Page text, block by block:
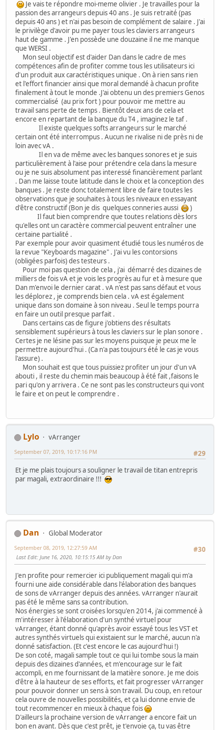
Je vais te répondre moi-meme olivier . Je travailles pour la
passion des arrangeurs depuis 40 ans . Je suis retraité (pas
depuis 40 ans ) et n'ai pas besoin de complément de salaire . J'ai
le privilège d'avoir pu me payer tous les claviers arrangeurs
haut de gamme . J'en possède une douzaine il ne me manque
que WERSI .
Mon seul objectif est d'aider Dan dans le cadre de mes
compétences afin de profiter comme tous les utilisateurs ici
d'un produit aux caractéristiques unique . On à rien sans rien
et l'effort financier ainsi que moral demandé à chacun profite
finalement à tout le monde .J'ai obtenu un des premiers Genos
commercialisé (au prix fort ) pour pouvoir me mettre au
travail sans perte de temps . Bientôt deux ans de cela et
encore en repartant de la banque du T4 , imaginez le taf .
Il existe quelques softs arrangeurs sur le marché
certain ont été interrompus . Aucun ne rivalise ni de près ni de
loin avec vA .
Il en va de même avec les banques sonores et je suis
particulièrement à l'aise pour prétendre cela dans la mesure
ou je ne suis absolument pas interessé financièrement parlant
. Dan me laisse toute latitude dans le choix et la conception des
banques . Je reste donc totalement libre de faire toutes les
observations que je souhaites à tous les niveaux en essayant
d'être constructif (Bon je dis quelques conneries aussi
)
Il faut bien comprendre que toutes relations dès lors
qu'elles ont un caractère commercial peuvent entraîner une
certaine partialité .
Par exemple pour avoir quasiment étudié tous les numéros de
la revue "Keyboards magazine" . J'ai vu les contorsions
(obligées parfois) des testeurs .
Pour moi pas question de cela , j'ai démarré des dizaines de
milliers de fois vA et je vois les progrès au fur et à mesure que
Dan m'envoi le dernier carat . vA n'est pas sans défaut et vous
les déplorez , je comprends bien cela . vA est également
unique dans son domaine à son niveau . Seul le temps pourra
en faire un outil presque parfait .
Dans certains cas de figure j'obtiens des résultats
sensiblement supérieurs à tous les claviers sur le plan sonore .
Certes je ne lésine pas sur les moyens puisque je peux me le
permettre aujourd'hui . (Ca n'a pas toujours été le cas je vous
l'assure) .
Mon souhait est que tous puissiez profiter un jour d'un vA
abouti , il reste du chemin mais beaucoup à été fait ,faisons le
pari qu'on y arrivera . Ce ne sont pas les constructeurs qui vont
le faire et on peut le comprendre .
Lylo
vArranger
#29
September 07, 2019, 10:17:16 PM
Et je me plais toujours a souligner le travail de titan entrepris
par magali, extraordinaire !!!
Dan
Global Moderator
#30
September 08, 2019, 12:27:59 AM
Last Edit: June 16, 2020, 10:15:15 AM by Dan
J'en profite pour remercier ici publiquement magali qui m'a
fourni une aide considérable dans l'élaboration des banques
de sons de vArranger depuis des années. vArranger n'aurait
pas été le même sans sa contribution.
Nos énergies se sont croisées lorsqu'en 2014, j'ai commencé à
m'intéresser à l'élaboration d'un synthé virtuel pour
vArranger, étant donné qu'après avoir essayé tous les VST et
autres synthés virtuels qui existaient sur le marché, aucun n'a
donné satisfaction. (Et c'est encore le cas aujourd'hui !)
De son coté, magali sample tout ce qui lui tombe sous la main
depuis des dizaines d'années, et m'encourage sur le fait
accompli, en me fournissant de la matière sonore. Je me dois
d'être à la hauteur de ses efforts, et fait progresser vArranger
pour pouvoir donner un sens à son travail. Du coup, en retour
cela ouvre de nouvelles possibilités, et ça lui donne envie de
tout recommencer en mieux à chaque fois
D'ailleurs la prochaine version de vArranger a encore fait un
bon en avant. Dès que c'est prêt, je t'envoie ça, tu vas être